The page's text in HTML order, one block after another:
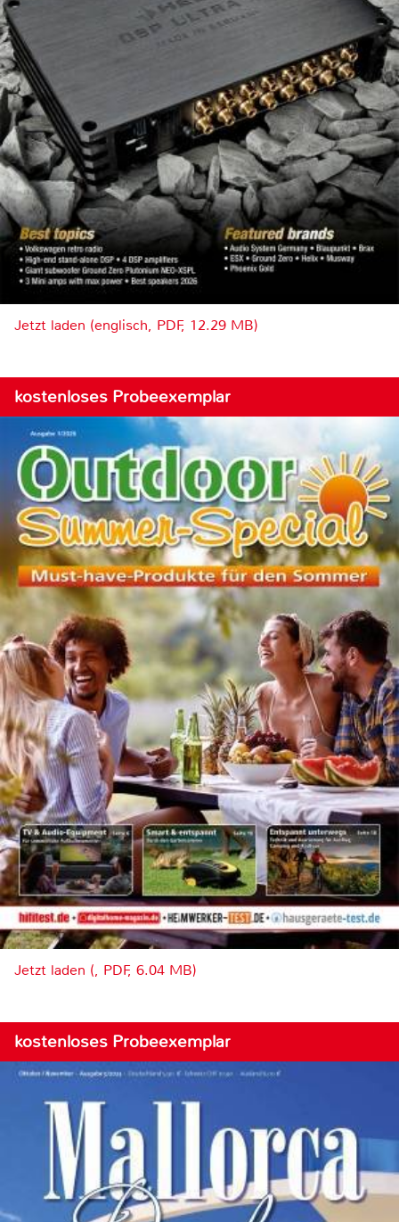
Jetzt laden (englisch, PDF, 12.29 MB)
kostenloses Probeexemplar
Jetzt laden (, PDF, 6.04 MB)
kostenloses Probeexemplar